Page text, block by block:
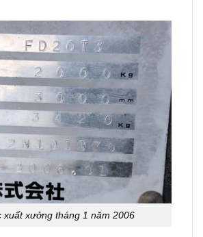
xuất xưởng tháng 1 năm 2006